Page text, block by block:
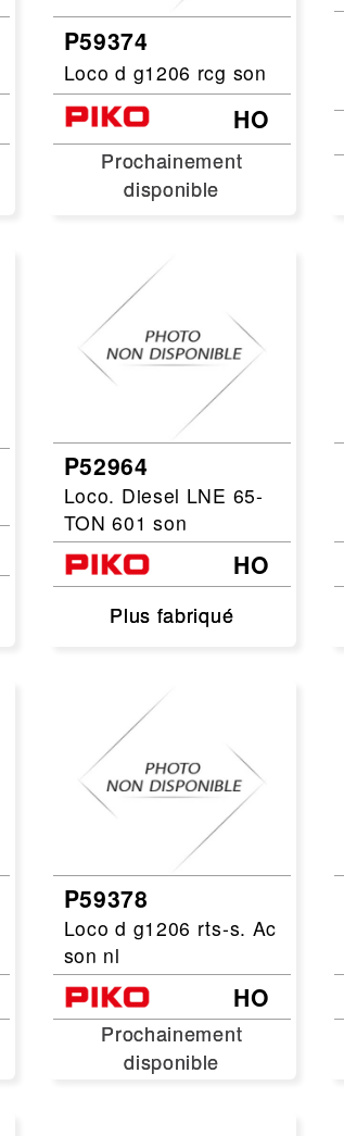
P59374
Loco d g1206 rcg son
HO
Prochainement
disponible
Prochainement
disponible
P52964
Loco. Diesel LNE 65-
TON 601 son
HO
Plus fabriqué
Plus fabriqué
P59378
Loco d g1206 rts-s. Ac
son nl
HO
Prochainement
disponible
Prochainement
disponible